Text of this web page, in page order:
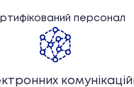
персонал